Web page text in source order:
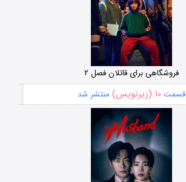
فروشگاهی برای قاتلان فصل ۲
قسمت۱۰ (زیرنویس) منتشر شد